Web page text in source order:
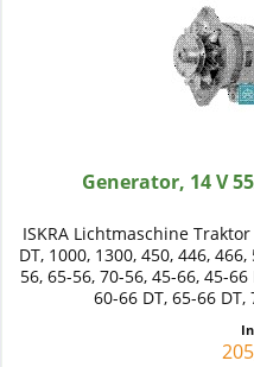
Generator, 14 V
ISKRA Lichtmaschine
DT, 1000, 1300, 450, 446,
56, 65-56, 70-56, 45-66, 45-
60-66 DT, 65-66 DT,